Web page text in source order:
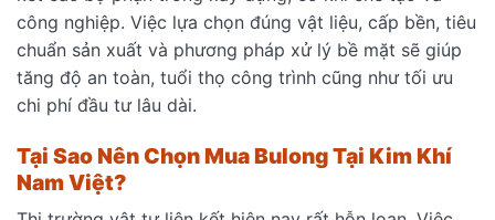
công nghiệp. Việc lựa chọn đúng vật liệu, cấp bền, tiêu
chuẩn sản xuất và phương pháp xử lý bề mặt sẽ giúp
tăng độ an toàn, tuổi thọ công trình cũng như tối ưu
chi phí đầu tư lâu dài.
Tại Sao Nên Chọn Mua Bulong Tại Kim Khí
Nam Việt?